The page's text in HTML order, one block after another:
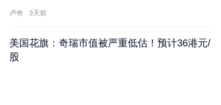
卢奇 3天前
美国花旗：奇瑞市值被严重低估！预计36港元/
股